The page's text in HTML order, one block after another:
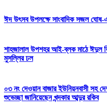
ঈদ উৎসব উপলক্ষে সাংবাদিক সজল ঘোষ-
শাহজালাল উপশহর আই-ব্লক মাঠে ঈদুল
মুসল্লির ঢল
০৩ নং দেওয়ান বাজার ইউনিয়নবাসী সহ
শুভেচ্ছা জানিয়েছেন খন্দকার আব্দুর রকিব